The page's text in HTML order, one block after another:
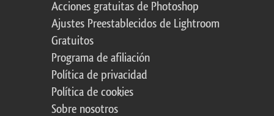
Acciones gratuitas de Photoshop
Ajustes Preestablecidos de Lightroom
Gratuitos
Programa de afiliación
Política de privacidad
Política de cookies
Sobre nosotros